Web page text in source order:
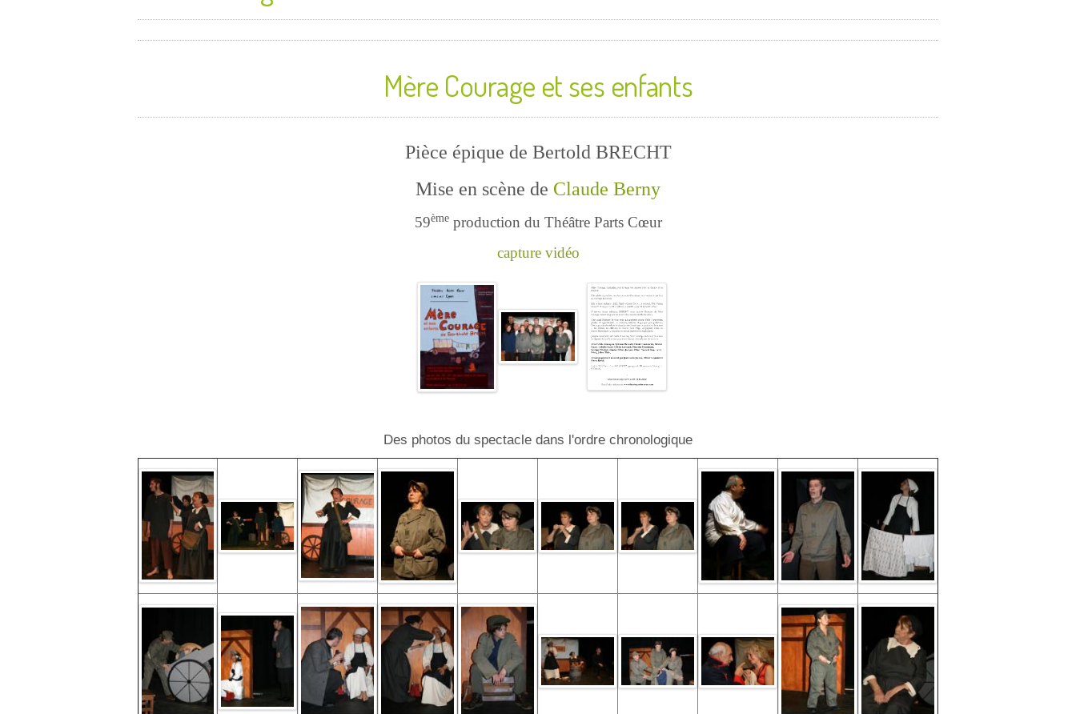
Mère Courage et ses enfants
Pièce épique de Bertold BRECHT
Mise en scène de Claude Berny
59èmeproduction du Théâtre Parts Cœur
capture vidéo
Des photos du spectacle dans l'ordre chronologique